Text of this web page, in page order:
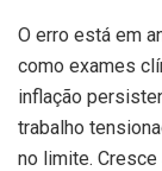
O erro está em
como exames
inflação
trabalho
no limite.